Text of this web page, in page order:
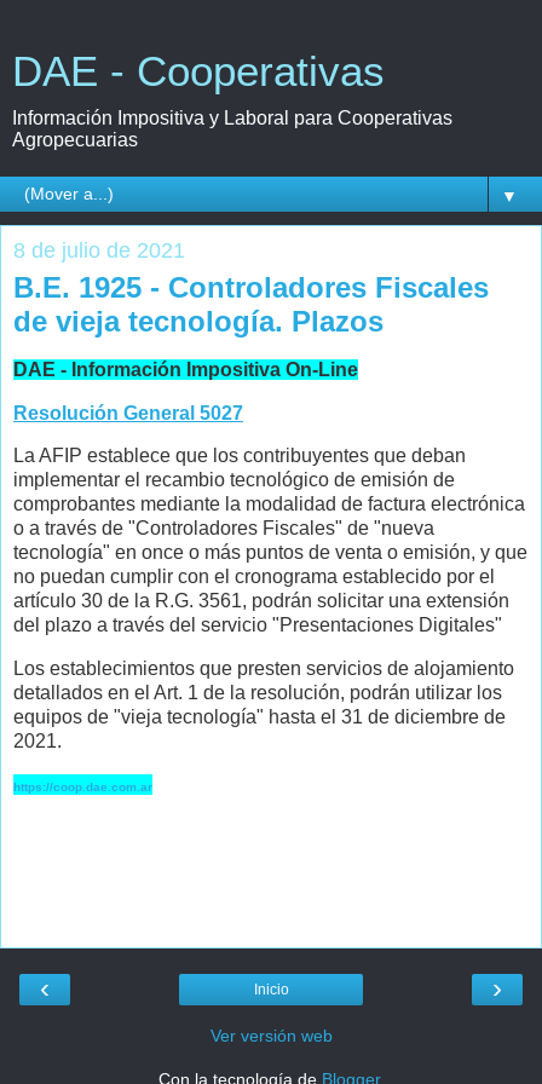
DAE - Cooperativas
Información Impositiva y Laboral para Cooperativas
Agropecuarias
▼
8 de julio de 2021
B.E. 1925 - Controladores Fiscales
de vieja tecnología. Plazos
DAE - Información Impositiva On-Line
Resolución General 5027
La AFIP establece que los contribuyentes que deban
implementar el recambio tecnológico de emisión de
comprobantes mediante la modalidad de factura electrónica
o a través de "Controladores Fiscales" de "nueva
tecnología" en once o más puntos de venta o emisión, y que
no puedan cumplir con el cronograma establecido por el
artículo 30 de la R.G. 3561, podrán solicitar una extensión
del plazo a través del servicio "Presentaciones Digitales"
Los establecimientos que presten servicios de alojamiento
detallados en el Art. 1 de la resolución, podrán utilizar los
equipos de "vieja tecnología" hasta el 31 de diciembre de
2021.
https://coop.dae.com.ar
‹ ›
Inicio
Ver versión web
Con la tecnología de Blogger.